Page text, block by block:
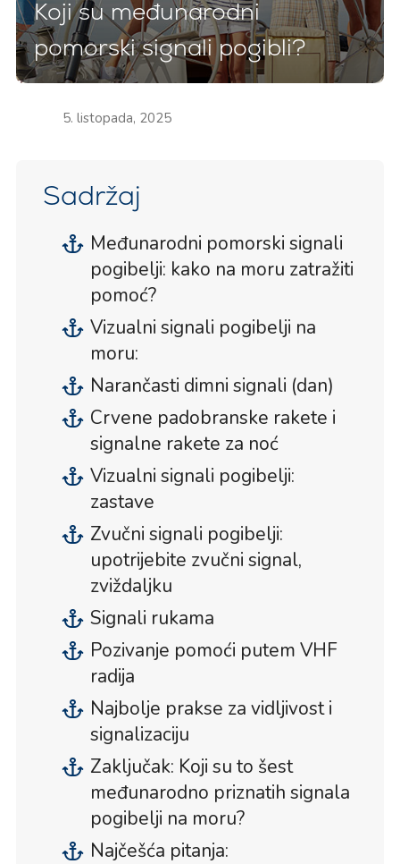
Koji su međunarodni
pomorski signali pogibli?
5. listopada, 2025
Sadržaj
Međunarodni pomorski signali
pogibelji: kako na moru zatražiti
pomoć?
Vizualni signali pogibelji na
moru:
Narančasti dimni signali (dan)
Crvene padobranske rakete i
signalne rakete za noć
Vizualni signali pogibelji:
zastave
Zvučni signali pogibelji:
upotrijebite zvučni signal,
zviždaljku
Signali rukama
Pozivanje pomoći putem VHF
radija
Najbolje prakse za vidljivost i
signalizaciju
Zaključak: Koji su to šest
međunarodno priznatih signala
pogibelji na moru?
Najčešća pitanja: